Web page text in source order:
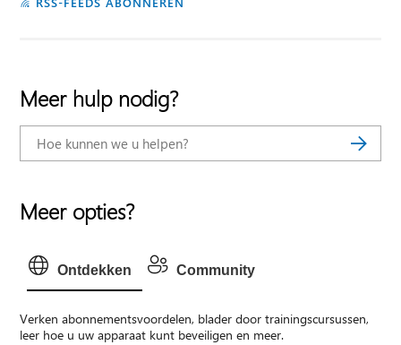
Meer hulp nodig?
Meer opties?
Ontdekken Community
Verken abonnementsvoordelen, blader door trainingscursussen,
leer hoe u uw apparaat kunt beveiligen en meer.